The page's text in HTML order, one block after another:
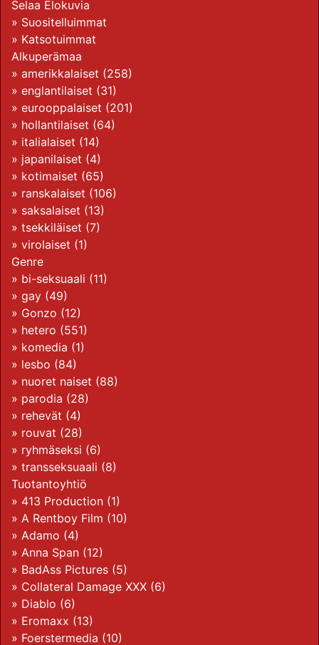
Selaa Elokuvia
» Suositelluimmat
» Katsotuimmat
Alkuperämaa
» amerikkalaiset (258)
» englantilaiset (31)
» eurooppalaiset (201)
» hollantilaiset (64)
» italialaiset (14)
» japanilaiset (4)
» kotimaiset (65)
» ranskalaiset (106)
» saksalaiset (13)
» tsekkiläiset (7)
» virolaiset (1)
Genre
» bi-seksuaali (11)
» gay (49)
» Gonzo (12)
» hetero (551)
» komedia (1)
» lesbo (84)
» nuoret naiset (88)
» parodia (28)
» rehevät (4)
» rouvat (28)
» ryhmäseksi (6)
» transseksuaali (8)
Tuotantoyhtiö
» 413 Production (1)
» A Rentboy Film (10)
» Adamo (4)
» Anna Span (12)
» BadAss Pictures (5)
» Collateral Damage XXX (6)
» Diablo (6)
» Eromaxx (13)
» Foerstermedia (10)